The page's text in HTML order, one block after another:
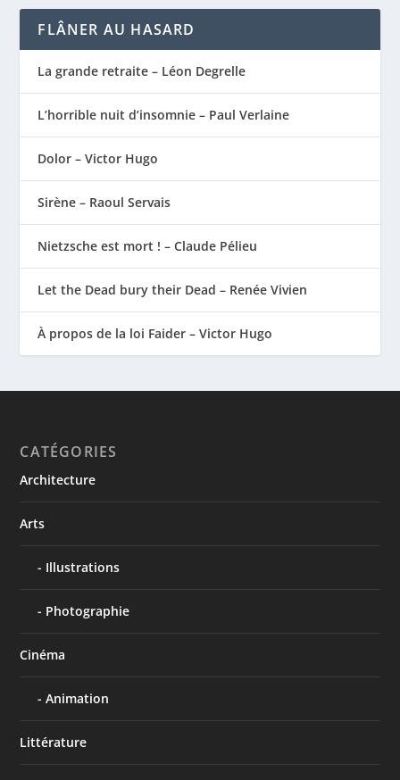
FLÂNER AU HASARD
La grande retraite – Léon Degrelle
L’horrible nuit d’insomnie – Paul Verlaine
Dolor – Victor Hugo
Sirène – Raoul Servais
Nietzsche est mort ! – Claude Pélieu
Let the Dead bury their Dead – Renée Vivien
À propos de la loi Faider – Victor Hugo
CATÉGORIES
Architecture
Arts
Illustrations
Photographie
Cinéma
Animation
Littérature